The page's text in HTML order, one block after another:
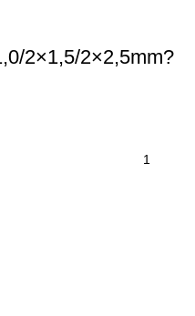
2×1,5/2×2,5mm?